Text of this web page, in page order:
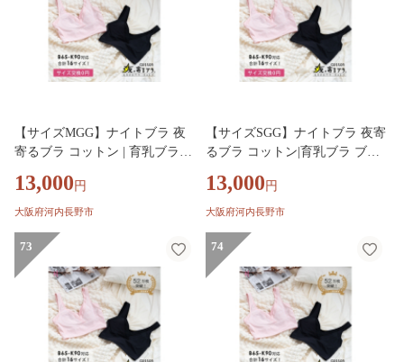
【サイズMGG】ナイトブラ 夜
寄るブラ コットン | 育乳ブラ
ワイヤーブラ ノンワイヤー バ
ストアップ 綿 脇高ブラ 下着 ブ
なし 夜ブラ 夜用ブラ ナイトブ
ラジャー 補整 補正 ヘブンジャ
パン HEAVEN Japan
13,000 円
大阪府河内長野市
【サイズSGG】ナイトブラ 夜寄
るブラ コットン|育乳ブラ ブラ
ヤーブラ ノンワイヤー バスト
アップ 綿 脇高ブラ 下着 ブラ
し 夜ブラ 夜用ブラ ナイトブラ
ジャー 補整 補正 ヘブンジャパ
ン HEAVEN Japan
13,000 円
大阪府河内長野市
73 74